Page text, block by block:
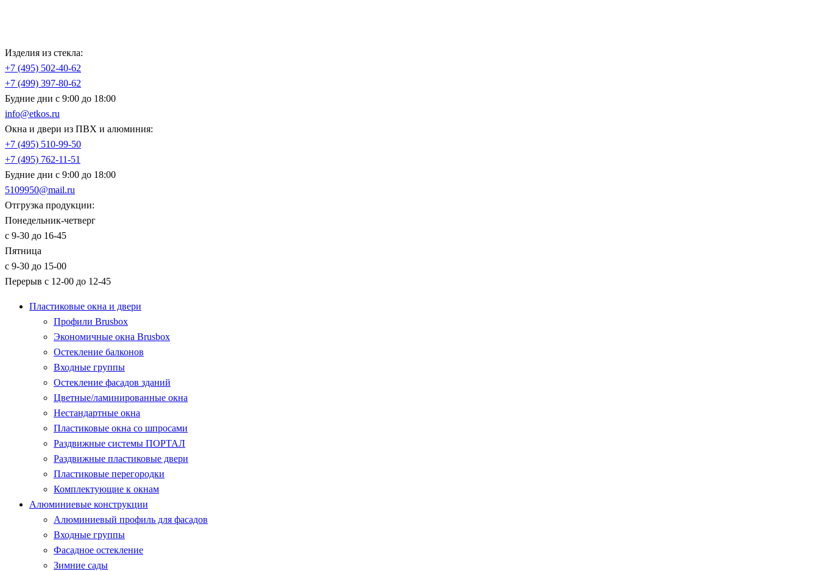
Изделия из стекла:
+7 (495) 502-40-62
+7 (499) 397-80-62
Будние дни с 9:00 до 18:00
info@etkos.ru
Окна и двери из ПВХ и алюминия:
+7 (495) 510-99-50
+7 (495) 762-11-51
Будние дни с 9:00 до 18:00
5109950@mail.ru
Отгрузка продукции:
Понедельник-четверг
с 9-30 до 16-45
Пятница
с 9-30 до 15-00
Перерыв с 12-00 до 12-45
Пластиковые окна и двери
Профили Brusbox
Экономичные окна Brusbox
Остекление балконов
Входные группы
Остекление фасадов зданий
Цветные/ламинированные окна
Нестандартные окна
Пластиковые окна со шпросами
Раздвижные системы ПОРТАЛ
Раздвижные пластиковые двери
Пластиковые перегородки
Комплектующие к окнам
Алюминиевые конструкции
Алюминиевый профиль для фасадов
Входные группы
Фасадное остекление
Зимние сады